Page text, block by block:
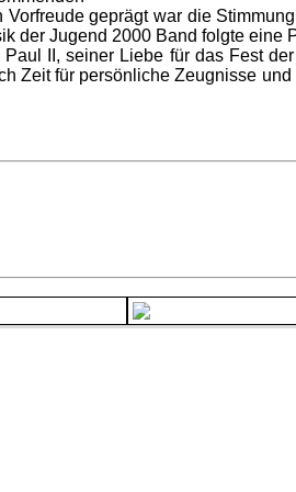
geprägt war die
der Jugend 2000 Band folgte eine
II, seiner Liebe für das Fest
Zeit für persönliche Zeugnisse